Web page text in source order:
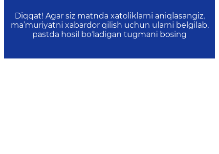
Diqqat! Agar siz matnda xatoliklarni aniqlasangiz,
ma’muriyatni xabardor qilish uchun ularni belgilab,
pastda hosil bo‘ladigan tugmani bosing